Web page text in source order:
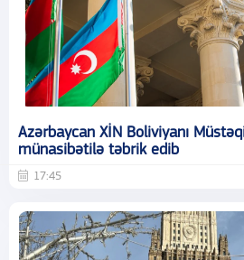
Azərbaycan XİN Boliviyanı
münasibətilə təbrik edib
17:45